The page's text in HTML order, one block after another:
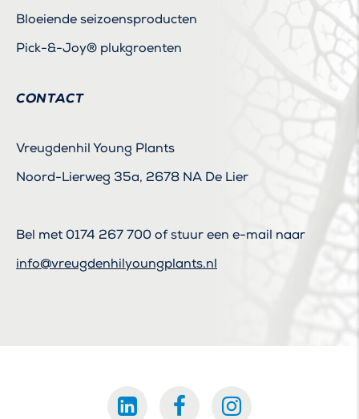
Bloeiende seizoensproducten
Pick-&-Joy® plukgroenten
CONTACT
Vreugdenhil Young Plants
Noord-Lierweg 35a, 2678 NA De Lier
Bel met 0174 267 700 of stuur een e-mail naar
info@vreugdenhilyoungplants.nl